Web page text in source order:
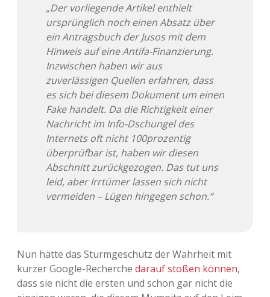
„Der vorliegende Artikel enthielt
ursprünglich noch einen Absatz über
ein Antragsbuch der Jusos mit dem
Hinweis auf eine Antifa-Finanzierung.
Inzwischen haben wir aus
zuverlässigen Quellen erfahren, dass
es sich bei diesem Dokument um einen
Fake handelt. Da die Richtigkeit einer
Nachricht im Info-Dschungel des
Internets oft nicht 100prozentig
überprüfbar ist, haben wir diesen
Abschnitt zurückgezogen. Das tut uns
leid, aber Irrtümer lassen sich nicht
vermeiden – Lügen hingegen schon.“
Nun hätte das Sturmgeschütz der Wahrheit mit
kurzer Google-Recherche darauf stoßen können,
dass sie nicht die ersten und schon gar nicht die